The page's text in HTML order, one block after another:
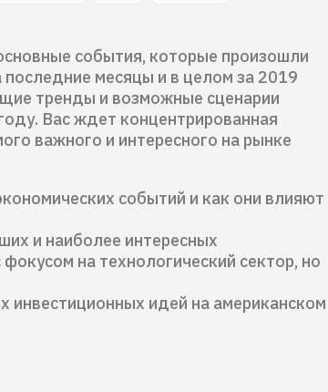
события, которые произошли
последние месяцы и в целом за 2019
тренды и возможные сценарии
Вас ждет концентрированная
важного и интересного на рынке
событий и как они влияют
и наиболее интересных
на технологический сектор, но
инвестиционных идей на американском